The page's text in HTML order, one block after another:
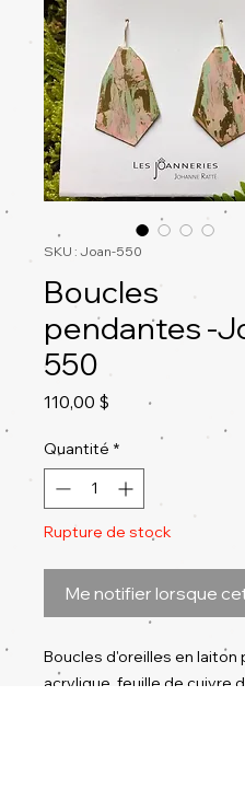
SKU : Joan-550
Boucles
pendantes -
550
110,00 $
Quantité *
Rupture de stock
Me notifier lorsque
Boucles d'oreilles en laiton
acrylique, feuille de cuivre